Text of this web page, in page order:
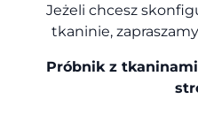
Jeżeli chcesz
tkaninie,
Próbnik z